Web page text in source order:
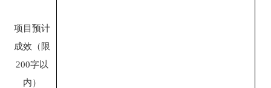
项目预计
成效（限
200字以
内）